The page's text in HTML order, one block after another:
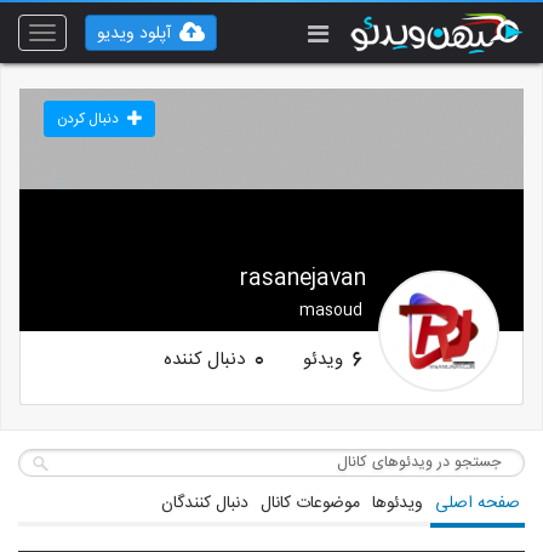
Toggle
آپلود ویدیو
rasanejavan
masoud
دنبال کردن
6 ویدئو 0 دنبال کننده
صفحه اصلی ویدئوها موضوعات کانال دنبال کنندگان